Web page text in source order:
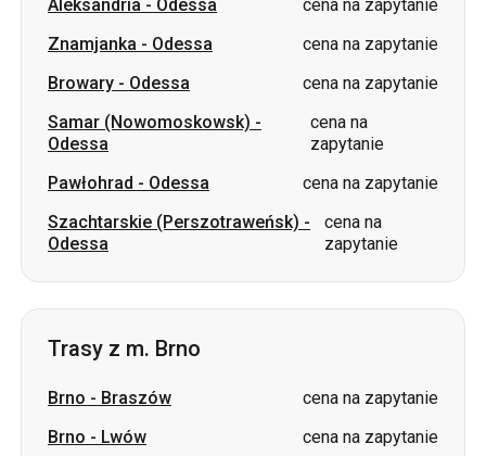
Aleksandria - Odessa
cena na zapytanie
Znamjanka - Odessa
cena na zapytanie
Browary - Odessa
cena na zapytanie
Samar (Nowomoskowsk) -
Odessa
cena na
zapytanie
Pawłohrad - Odessa
cena na zapytanie
Szachtarskie (Perszotraweńsk) -
Odessa
cena na
zapytanie
Trasy z m. Brno
Brno - Braszów
cena na zapytanie
Brno - Lwów
cena na zapytanie